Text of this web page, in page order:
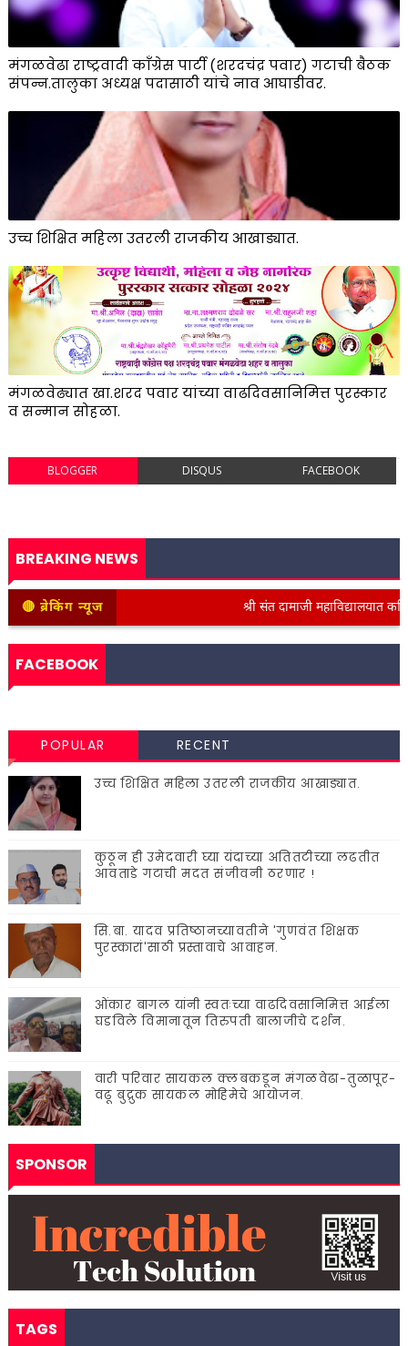
मंगळवेढा राष्ट्रवादी काँग्रेस पार्टी (शरदचंद्र पवार) गटाची बैठक
संपन्न.तालुका अध्यक्ष पदासाठी यांचे नाव आघाडीवर.
उच्च शिक्षित महिला उतरली राजकीय आखाड्यात.
मंगळवेढ्यात खा.शरद पवार यांच्या वाढदिवसानिमित्त पुरस्कार
व सन्मान सोहळा.
BLOGGER DISQUS FACEBOOK
BREAKING NEWS
🔴 ब्रेकिंग न्यूज श्री संत दामाजी महाविद्यालयात
FACEBOOK
POPULAR RECENT
उच्च शिक्षित महिला उतरली राजकीय आखाड्यात.
कुठून ही उमेदवारी घ्या यंदाच्या अतितटीच्या लढतीत
आवताडे गटाची मदत संजीवनी ठरणार !
सि.बा. यादव प्रतिष्ठानच्यावतीने 'गुणवंत शिक्षक
पुरस्कारां'साठी प्रस्तावाचे आवाहन.
ओंकार बागल यांनी स्वतःच्या वाढदिवसानिमित्त आईला
घडविले विमानातून तिरुपती बालाजीचे दर्शन.
वारी परिवार सायकल क्लबकडून मंगळवेढा-तुळापूर-
वढू बुद्रुक सायकल मोहिमेचे आयोजन.
SPONSOR
TAGS